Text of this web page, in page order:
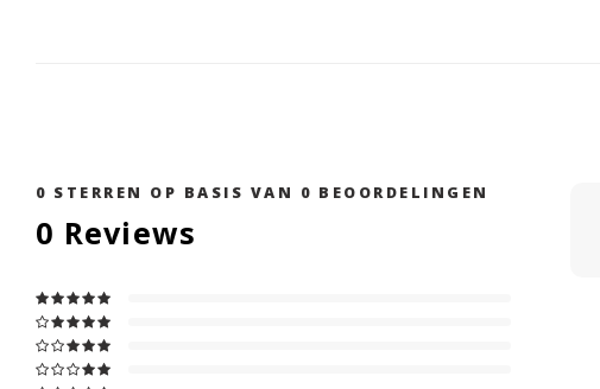
0 STERREN OP BASIS VAN 0 BEOORDELINGEN
0 Reviews